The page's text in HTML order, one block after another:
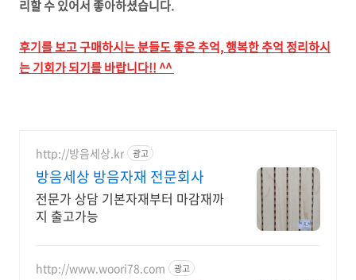
리할 수 있어서 좋아하셨습니다.
후기를 보고 구매하시는 분들도 좋은 추억, 행복한 추억 정리하시
는 기회가 되기를 바랍니다!! ^^
http://방음세상.kr 광고
방음세상 방음자재 전문회사
전문가 상담 기본자재부터 마감재까
지 출고가능
http://www.woori78.com 광고